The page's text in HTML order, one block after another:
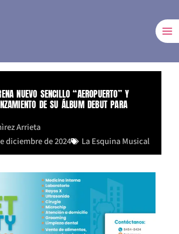
NUEVO SENCILLO “AEROPUERTO” Y
DE SU ÁLBUM DEBUT PARA
Arrieta
diciembre de 2024
La Esquina Musical